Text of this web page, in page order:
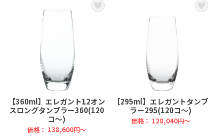
【360ml】エレガント12オン
スロングタンブラー360(120
コ～)
価格： 138,600円～
【295ml】エレガントタンブ
ラー295(120コ～)
価格： 128,040円～